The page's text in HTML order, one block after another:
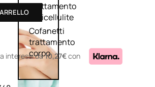
Trattamento
anticellulite
Cofanetti
trattamento
corpo
interessida10,27€con